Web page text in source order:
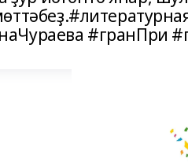
#гранПри